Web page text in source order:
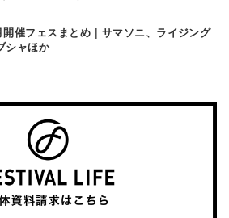
開催フェスまとめ | サマソニ、ライジング
シャほか